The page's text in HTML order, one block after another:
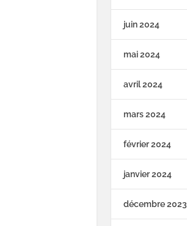
juin 2024
mai 2024
avril 2024
mars 2024
février 2024
janvier 2024
décembre 2023